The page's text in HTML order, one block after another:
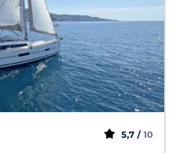
5,7 / 10